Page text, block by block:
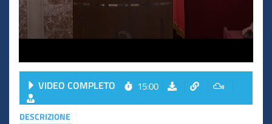
VIDEO COMPLETO 15:00
DESCRIZIONE